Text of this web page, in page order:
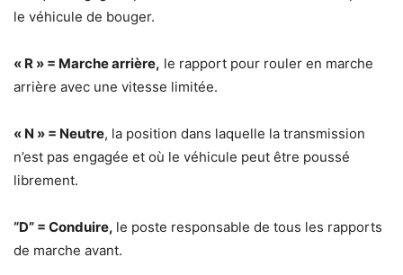
le véhicule de bouger.
« R » = Marche arrière, le rapport pour rouler en marche
arrière avec une vitesse limitée.
« N » = Neutre, la position dans laquelle la transmission
n’est pas engagée et où le véhicule peut être poussé
librement.
“D” = Conduire, le poste responsable de tous les rapports
de marche avant.